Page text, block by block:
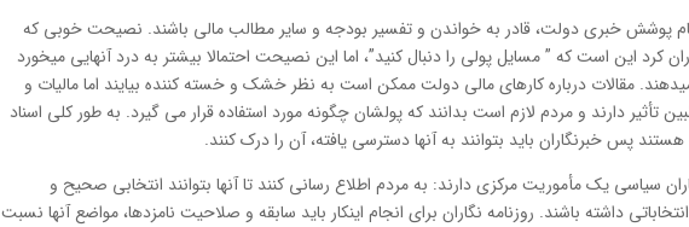
پوشش خبری دولت، قادر به خواندن و تفسیر بودجه و سایر مطالب مالی باشند. نصیحت خوبی که
کرد این است که ” مسایل پولی را دنبال کنید”، اما این نصیحت احتمالا بیشتر به درد آنهایی میخورد
مقالات درباره کارهای مالی دولت ممکن است به نظر خشک و خسته کننده بیایند اما مالیات و
تأثیر دارند و مردم لازم است بدانند که پولشان چگونه مورد استفاده قرار می گیرد. به طور کلی اسناد
پس خبرنگاران باید بتوانند به آنها دسترسی یافته، آن را درک کنند.
سیاسی یک مأموریت مرکزی دارند: به مردم اطلاع رسانی کنند تا آنها بتوانند انتخابی صحیح و
داشته باشند. روزنامه نگاران برای انجام اینکار باید سابقه و صلاحیت نامزدها، مواضع آنها نسبت